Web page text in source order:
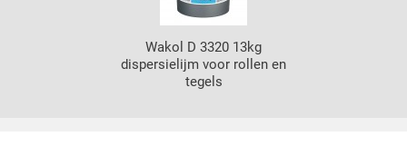
Wakol D 3320 13kg
dispersielijm voor rollen en
tegels